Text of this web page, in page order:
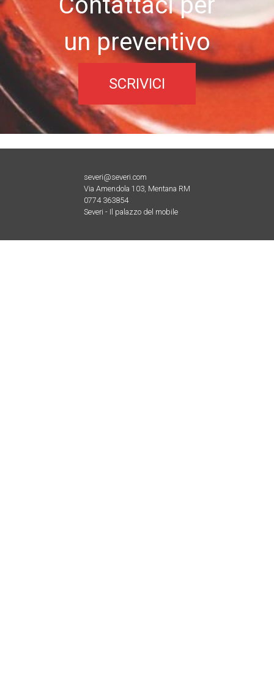
un preventivo
SCRIVICI
severi@severi.com
Via Amendola 103, Mentana RM
0774 363854
Severi - Il palazzo del mobile